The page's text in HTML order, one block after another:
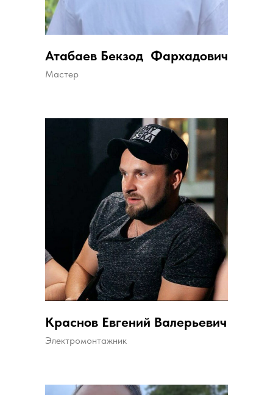
Атабаев Бекзод Фархадович
Мастер
Краснов Евгений Валерьевич
Электромонтажник